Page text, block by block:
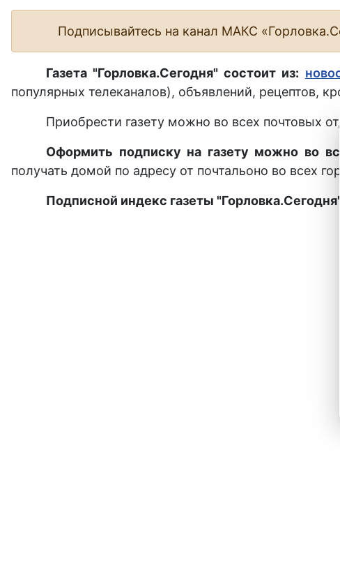
Подписывайтесь на канал МАКС
Газета "Горловка.Сегодня" состоит из:
популярных телеканалов), объявлений, рецептов,
Приобрести газету можно во всех почтовых
Оформить подписку на газету можно во
получать домой по адресу от почтальоно во всех
Подписной индекс газеты "Горловка.Сегодня"